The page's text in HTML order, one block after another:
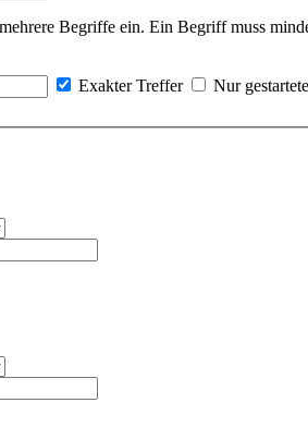
Begriffe ein. Ein Begriff muss
Exakter Treffer
Nur